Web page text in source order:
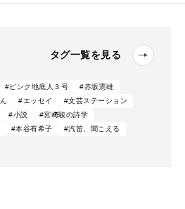
タグ一覧を見る
#ピンク地底人３号
#赤坂憲雄
#エッセイ
#文芸ステーション
#小説
#宮﨑駿の詩学
#本谷有希子
#汽笛、聞こえる